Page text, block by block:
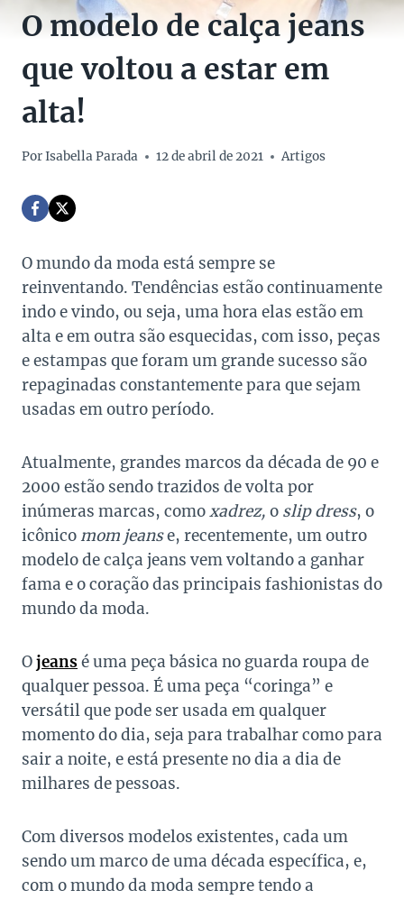
O modelo de calça jeans
que voltou a estar em
alta!
PorIsabella Parada 12 de abril de 2021 Artigos
O mundo da moda está sempre se
reinventando. Tendências estão continuamente
indo e vindo, ou seja, uma hora elas estão em
alta e em outra são esquecidas, com isso, peças
e estampas que foram um grande sucesso são
repaginadas constantemente para que sejam
usadas em outro período.
Atualmente, grandes marcos da década de 90 e
2000 estão sendo trazidos de volta por
inúmeras marcas, comoxadrez, o slip dress, o
icônicomom jeanse, recentemente, um outro
modelo de calça jeans vem voltando a ganhar
fama e o coração das principais fashionistas do
mundo da moda.
Ojeansé uma peça básica no guarda roupa de
qualquer pessoa. É uma peça “coringa” e
versátil que pode ser usada em qualquer
momento do dia, seja para trabalhar como para
sair a noite, e está presente no dia a dia de
milhares de pessoas.
Com diversos modelos existentes, cada um
sendo um marco de uma década específica, e,
com o mundo da moda sempre tendo a